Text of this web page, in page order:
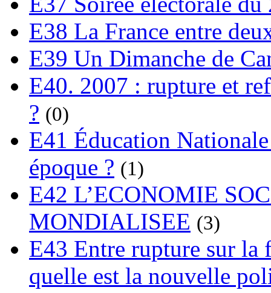
E38 La France entre
E39 Un Dimanche de
E40. 2007 : rupture et
? (0)
E41 Éducation
époque ? (1)
E42 L’ECONOMIE
MONDIALISEE (3)
E43 Entre rupture sur
quelle est la nouvelle